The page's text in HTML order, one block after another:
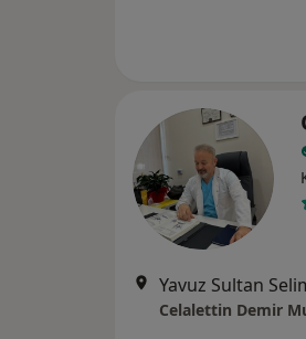
Yavuz Sultan
Celalettin Demir